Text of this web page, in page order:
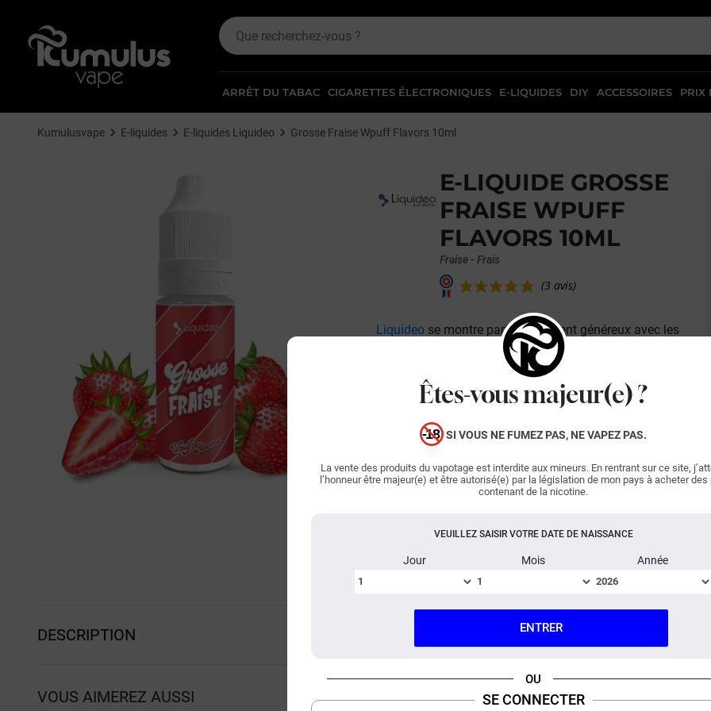
Êtes-vous majeur(e) ?
SI VOUS NE FUMEZ PAS, NE VAPEZ PAS.
La vente des produits du vapotage est interdite aux mineurs. En rentrant sur ce site,
l’honneur être majeur(e) et être autorisé(e) par la législation de mon pays à acheter des
contenant de la nicotine.
VEUILLEZ SAISIR VOTRE DATE DE NAISSANCE
Jour Mois Année
ENTRER
OU
SE CONNECTER
ARRÊT DU TABAC CIGARETTES ÉLECTRONIQUES E-LIQUIDES DIY ACCESSOIRES PRIX
Kumulusvape E-liquides E-liquides Liquideo Grosse Fraise Wpuff Flavors 10ml
E-LIQUIDE GROSSE
FRAISE WPUFF
FLAVORS 10ML
(3 avis)
Fraise - Frais
Liquideose montre particulièrement généreux avec les
amateurs de fruits et propose le eliquide Grosse
Wpuff Flavors. Les aromaticiens ont redoublé d'efforts
pour mettre au point un elixir réaliste qui restitue la
douceur de la fraise. Charnue et sucrée, cette dernière
est complétée par une fraîcheur saisissante. Liquideo
nous invite à prendre possession d'une mixture
intemporelle !
DESCRIPTION FICHE TECHNIQUE QUESTION / RÉPONSE
DESCRIPTION
VOUS AIMEREZ AUSSI